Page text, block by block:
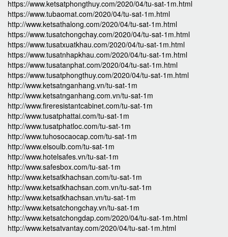
https://www.ketsatphongthuy.com/2020/04/tu-sat-1m.html
https://www.tubaomat.com/2020/04/tu-sat-1m.html
http://www.ketsathalong.com/2020/04/tu-sat-1m.html
https://www.tusatchongchay.com/2020/04/tu-sat-1m.html
https://www.tusatxuatkhau.com/2020/04/tu-sat-1m.html
https://www.tusatnhapkhau.com/2020/04/tu-sat-1m.html
https://www.tusatanphat.com/2020/04/tu-sat-1m.html
https://www.tusatphongthuy.com/2020/04/tu-sat-1m.html
http://www.ketsatnganhang.vn/tu-sat-1m
http://www.ketsatnganhang.com.vn/tu-sat-1m
http://www.fireresistantcabinet.com/tu-sat-1m
http://www.tusatphattai.com/tu-sat-1m
http://www.tusatphatloc.com/tu-sat-1m
http://www.tuhosocaocap.com/tu-sat-1m
http://www.elsoulb.com/tu-sat-1m
http://www.hotelsafes.vn/tu-sat-1m
http://www.safesbox.com/tu-sat-1m
http://www.ketsatkhachsan.com/tu-sat-1m
http://www.ketsatkhachsan.com.vn/tu-sat-1m
http://www.ketsatkhachsan.vn/tu-sat-1m
http://www.ketsatchongchay.vn/tu-sat-1m
http://www.ketsatchongdap.com/2020/04/tu-sat-1m.html
http://www.ketsatvantay.com/2020/04/tu-sat-1m.html